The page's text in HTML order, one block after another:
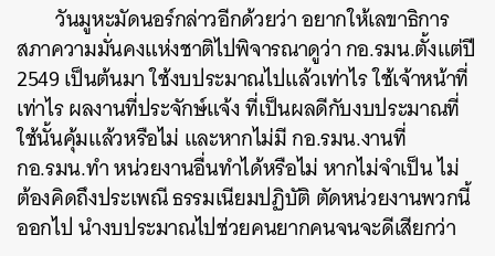
วันมูหะมัดนอร์กล่าวอีกด้วยว่า อยากให้เลขาธิการ
สภาความมั่นคงแห่งชาติไปพิจารณาดูว่า กอ.รมน.ตั้งแต่ปี
2549เป็นต้นมา ใช้งบประมาณไปแล้วเท่าไร ใช้เจ้าหน้าที่
เท่าไร ผลงานที่ประจักษ์แจ้ง ที่เป็นผลดีกับงบประมาณที่
ใช้นั้นคุ้มแล้วหรือไม่ และหากไม่มี กอ.รมน.งานที่
กอ.รมน.ทำ หน่วยงานอื่นทำได้หรือไม่ หากไม่จำเป็น ไม่
ต้องคิดถึงประเพณี ธรรมเนียมปฏิบัติ ตัดหน่วยงานพวกนี้
ออกไป นำงบประมาณไปช่วยคนยากคนจนจะดีเสียกว่า
ค้นหา
SHARE TWEET LINE EMAIL